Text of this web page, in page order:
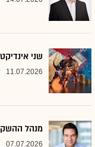
שני
11.07.2026
מנהל
07.07.2026